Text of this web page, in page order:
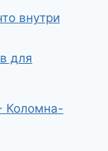
внутри
для
Коломна-